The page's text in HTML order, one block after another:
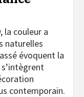
la couleur a
naturelles
évoquent la
contemporain.